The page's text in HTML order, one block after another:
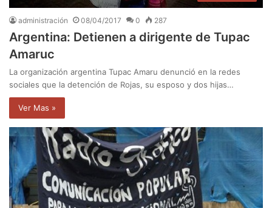
administración 08/04/2017 0 287
Argentina: Detienen a dirigente de Tupac
Amaruc
La organización argentina Tupac Amaru denunció en la redes
sociales que la detención de Rojas, su esposo y dos hijas…
Ver Mas »